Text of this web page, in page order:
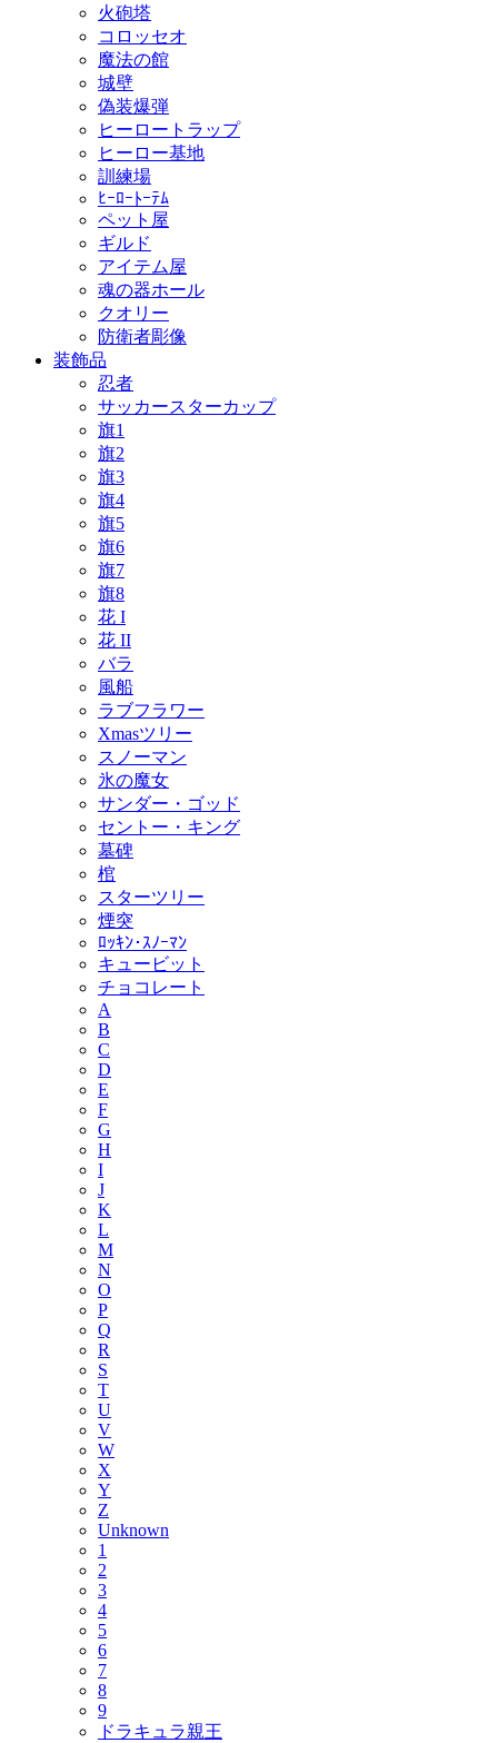
火砲塔
コロッセオ
魔法の館
城壁
偽装爆弾
ヒーロートラップ
ヒーロー基地
訓練場
ﾋｰﾛｰﾄｰﾃﾑ
ペット屋
ギルド
アイテム屋
魂の器ホール
クオリー
防衛者彫像
装飾品
忍者
サッカースターカップ
旗1
旗2
旗3
旗4
旗5
旗6
旗7
旗8
花 I
花 II
バラ
風船
ラブフラワー
Xmasツリー
スノーマン
氷の魔女
サンダー・ゴッド
セントー・キング
墓碑
棺
スターツリー
煙突
ﾛｯｷﾝ･ｽﾉｰﾏﾝ
キュービット
チョコレート
A
B
C
D
E
F
G
H
I
J
K
L
M
N
O
P
Q
R
S
T
U
V
W
X
Y
Z
Unknown
1
2
3
4
5
6
7
8
9
ドラキュラ親王